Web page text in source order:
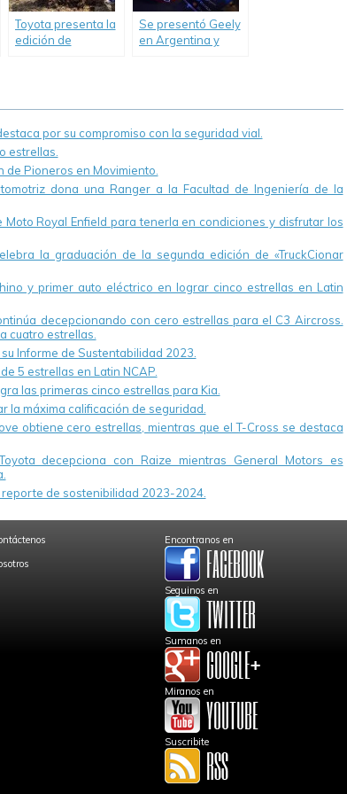
Toyota presenta la
edición de
Se presentó Geely
en Argentina y
por su compromiso con la seguridad vial.
estrellas.
Pioneros en Movimiento.
dona una Ranger a la Facultad de Ingeniería de la
Royal Enfield para tenerla en condiciones y disfrutar los
la graduación de la segunda edición de «TruckCionar
y primer auto eléctrico en lograr cinco estrellas en Latin
decepcionando con cero estrellas para el C3 Aircross.
cuatro estrellas.
Informe de Sustentabilidad 2023.
5 estrellas en Latin NCAP.
las primeras cinco estrellas para Kia.
la máxima calificación de seguridad.
obtiene cero estrellas, mientras que el T-Cross se destaca
decepciona con Raize mientras General Motors es
de sostenibilidad 2023-2024.
Encontranos en
Seguinos en
Sumanos en
Miranos en
Suscribite